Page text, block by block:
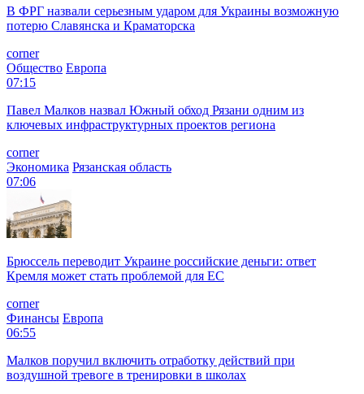
В ФРГ назвали серьезным ударом для Украины возможную
потерю Славянска и Краматорска
corner
Общество Европа
07:15
Павел Малков назвал Южный обход Рязани одним из
ключевых инфраструктурных проектов региона
corner
Экономика Рязанская область
07:06
Брюссель переводит Украине российские деньги: ответ
Кремля может стать проблемой для EC
corner
Финансы Европа
06:55
Малков поручил включить отработку действий при
воздушной тревоге в тренировки в школах